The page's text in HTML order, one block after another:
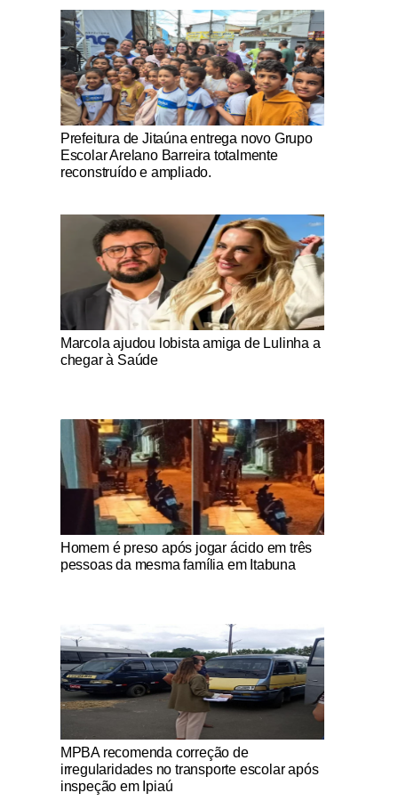
Notícias Católicas
Prefeitura de Jitaúna entrega novo Grupo
Escolar Arelano Barreira totalmente
reconstruído e ampliado.
Notícias Católicas
Marcola ajudou lobista amiga de Lulinha a
chegar à Saúde
Notícias Católicas
Homem é preso após jogar ácido em três
pessoas da mesma família em Itabuna
Notícias Católicas
MPBA recomenda correção de
irregularidades no transporte escolar após
inspeção em Ipiaú